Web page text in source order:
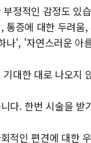
정적인 감정도 있
통증에 대한 두려
나', '자연스러운
대한 대로 나오지
다. 한번 시술을
적인 편견에 대한